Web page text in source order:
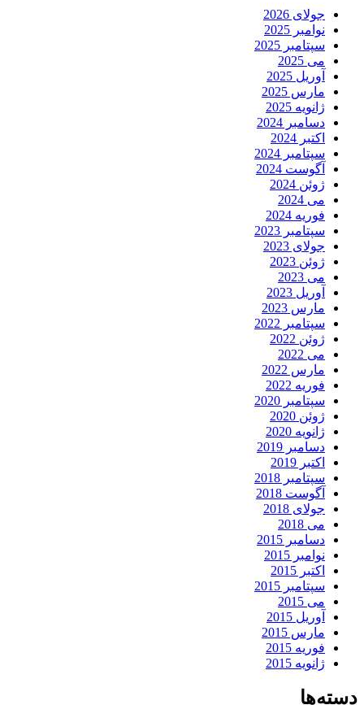
جولای 2026
نوامبر 2025
سپتامبر 2025
می 2025
آوریل 2025
مارس 2025
ژانویه 2025
دسامبر 2024
اکتبر 2024
سپتامبر 2024
آگوست 2024
ژوئن 2024
می 2024
فوریه 2024
سپتامبر 2023
جولای 2023
ژوئن 2023
می 2023
آوریل 2023
مارس 2023
سپتامبر 2022
ژوئن 2022
می 2022
مارس 2022
فوریه 2022
سپتامبر 2020
ژوئن 2020
ژانویه 2020
دسامبر 2019
اکتبر 2019
سپتامبر 2018
آگوست 2018
جولای 2018
می 2018
دسامبر 2015
نوامبر 2015
اکتبر 2015
سپتامبر 2015
می 2015
آوریل 2015
مارس 2015
فوریه 2015
ژانویه 2015
دسته‌ها